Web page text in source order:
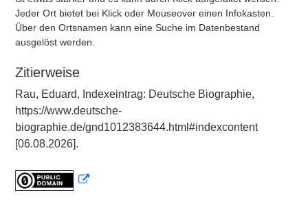
Jeder Ort bietet bei Klick oder Mouseover einen Infokasten.
Über den Ortsnamen kann eine Suche im Datenbestand
ausgelöst werden.
Zitierweise
Rau, Eduard, Indexeintrag: Deutsche Biographie,
https://www.deutsche-
biographie.de/gnd1012383644.html#indexcontent
[06.08.2026].